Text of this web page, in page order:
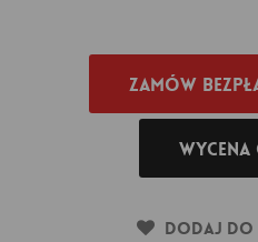
Zamów
Dodaj do